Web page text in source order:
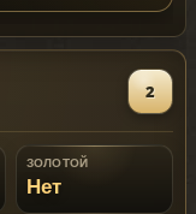
2
ЗОЛОТОЙ
Нет